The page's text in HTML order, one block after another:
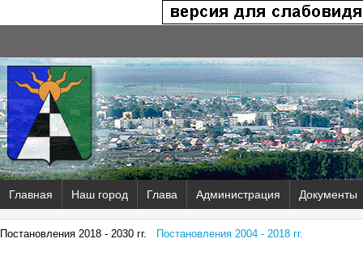
Главная Наш город Глава Администрация Документы
Постановления 2018 - 2030 гг. Постановления 2004 - 2018 гг.